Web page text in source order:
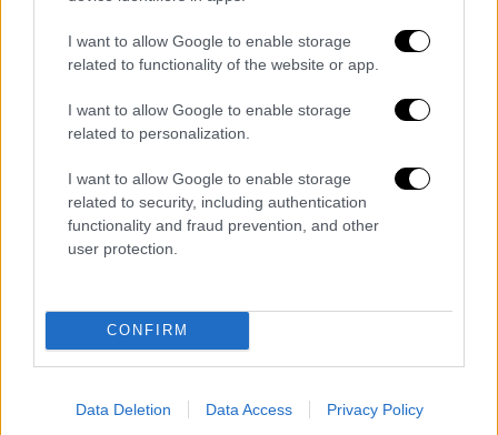
I want to allow Google to enable storage
related to functionality of the website or app.
I want to allow Google to enable storage
related to personalization.
I want to allow Google to enable storage
related to security, including authentication
functionality and fraud prevention, and other
user protection.
CONFIRM
Data Deletion Data Access Privacy Policy
ψυχή και μετά το χούι…. Είμαι κλεισμένη στο
δωμάτιο τόσες μέρες. Έχουμε χωρίσει το
βάζω χλωρίνες, στο άλλο μπάνιο πηγαίνει ο
Δεν κυκλοφορούμε στους ίδιους
χώρους, δεν έχει κολλήσει, δεν θα
κολλήσει».
Όλες οι ειδήσεις
τραγούδησε στο Γηροκομείο Αθηνών
Ζωή Παπαδοπούλου: Προχώρησε σε δεύτερη
αναγκαστική διακοπή κύησης